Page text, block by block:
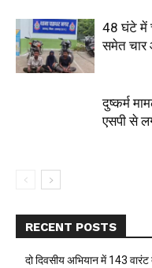
48 घंटे में
समेत चार
दुष्कर्म
एसपी से
RECENT POSTS
दो दिवसीय अभियान में 143